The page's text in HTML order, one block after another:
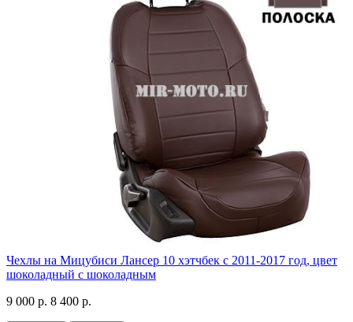
Чехлы на Мицубиси Лансер 10 хэтчбек с 2011-2017 год, цвет
шоколадный с шоколадным
9 000 р. 8 400 р.